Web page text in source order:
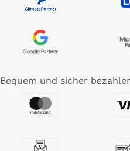
Bequem und sicher